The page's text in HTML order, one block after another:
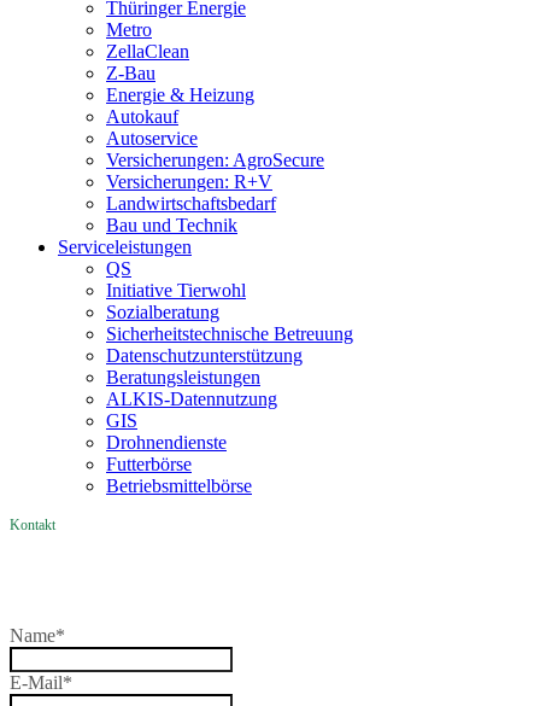
Thüringer Energie
Metro
ZellaClean
Z-Bau
Energie & Heizung
Autokauf
Autoservice
Versicherungen: AgroSecure
Versicherungen: R+V
Landwirtschaftsbedarf
Bau und Technik
Service­­leistungen
QS
Initiative Tierwohl
Sozialberatung
Sicherheitstechnische Betreuung
Datenschutzunterstützung
Beratungsleistungen
ALKIS-Datennutzung
GIS
Drohnendienste
Futterbörse
Betriebsmittelbörse
Kontakt
Name*
E-Mail*